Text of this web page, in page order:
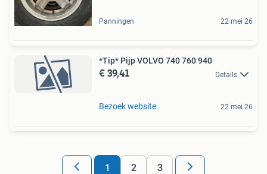
Panningen 22 mei 26
*Tip* Pijp VOLVO 740 760 940
€ 39,41 Details
Bezoek website 22 mei 26
1 2 3